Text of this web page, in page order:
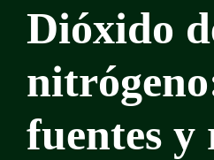
Dióxido
fuentes y